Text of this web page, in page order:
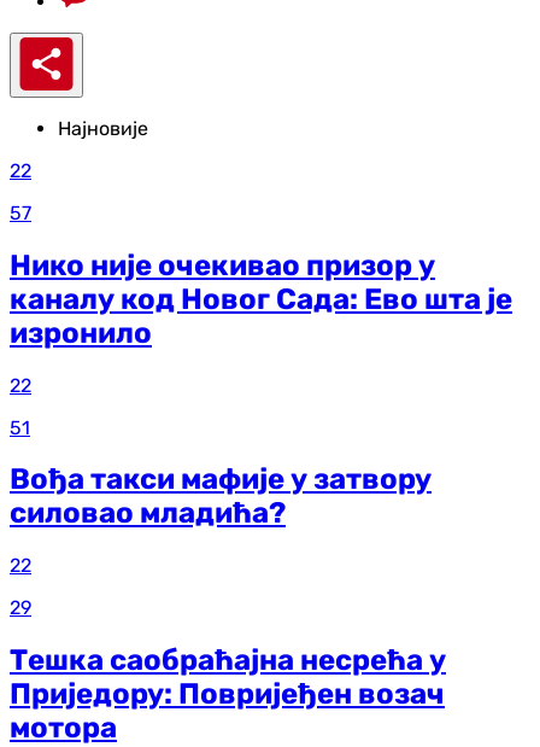
Најновије
22
57
Нико није очекивао призор у
каналу код Новог Сада: Ево шта је
изронило
22
51
Вођа такси мафије у затвору
силовао младића?
22
29
Тешка саобраћајна несрећа у
Приједору: Повријеђен возач
мотора